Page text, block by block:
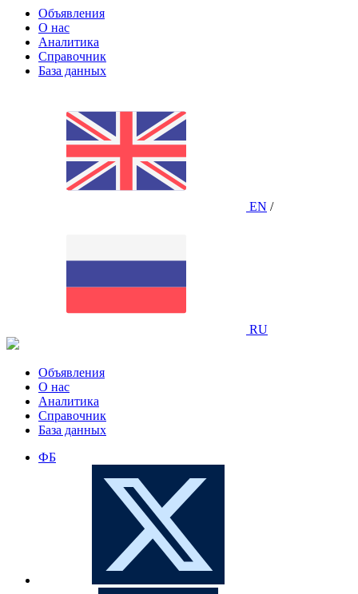
Объявления
О нас
Аналитика
Справочник
База данных
EN /
RU
Объявления
О нас
Аналитика
Справочник
База данных
ФБ